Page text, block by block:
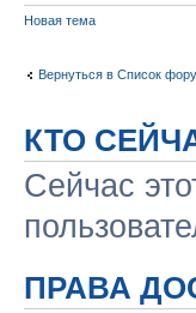
Новая тема
Вернуться в Список
КТО
Сейчас
ПРАВА